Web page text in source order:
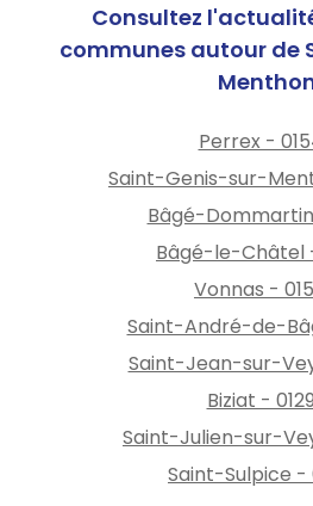
Consultez
communes autour
Perrex -
Saint-Genis-sur-
Bâgé-
Bâgé-le-Châtel
Vonnas -
Saint-André-de-
Saint-Jean-sur-
Biziat -
Saint-Julien-sur-
Saint-Sulpice -